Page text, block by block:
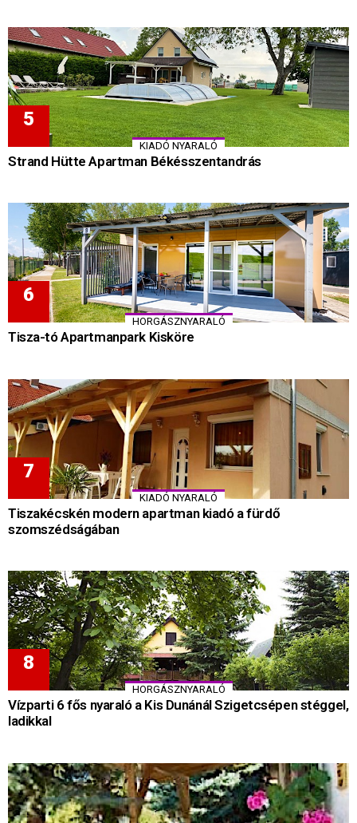
KIADÓ NYARALÓ
Strand Hütte Apartman Békésszentandrás
HORGÁSZNYARALÓ
Tisza-tó Apartmanpark Kisköre
KIADÓ NYARALÓ
Tiszakécskén modern apartman kiadó a fürdő
szomszédságában
HORGÁSZNYARALÓ
Vízparti 6 fős nyaraló a Kis Dunánál Szigetcsépen stéggel,
ladikkal